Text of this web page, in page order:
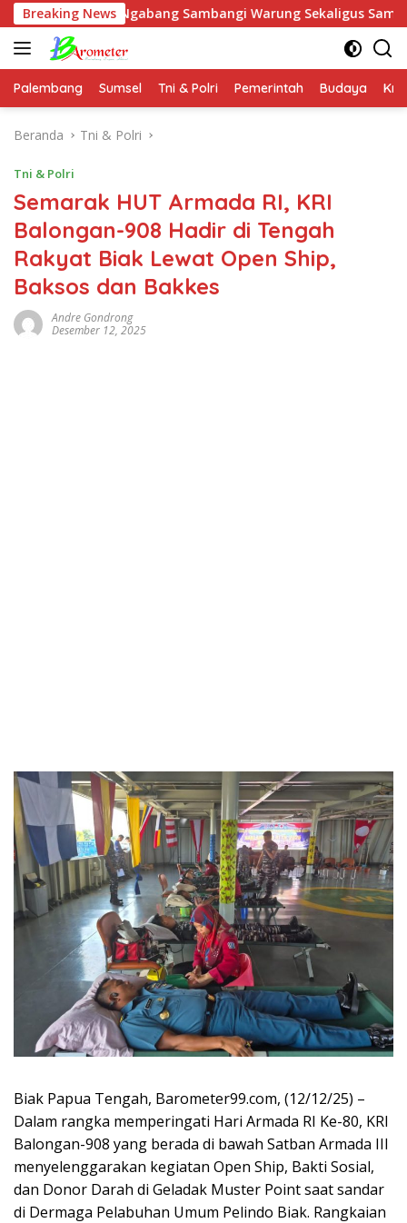
Langsung
ke
konten
Breaking News
Ngabang Sambangi Warung Sekaligus Sampaikan
Palembang Sumsel Tni & Polri Pemerintah Budaya
Beranda Tni & Polri
Tni & Polri
Semarak HUT Armada RI, KRI
Balongan-908 Hadir di Tengah
Rakyat Biak Lewat Open Ship,
Baksos dan Bakkes
Andre Gondrong
Desember 12, 2025
Biak Papua Tengah, Barometer99.com, (12/12/25) –
Dalam rangka memperingati Hari Armada RI Ke-80, KRI
Balongan-908 yang berada di bawah Satban Armada III
menyelenggarakan kegiatan Open Ship, Bakti Sosial,
dan Donor Darah di Geladak Muster Point saat sandar
di Dermaga Pelabuhan Umum Pelindo Biak. Rangkaian